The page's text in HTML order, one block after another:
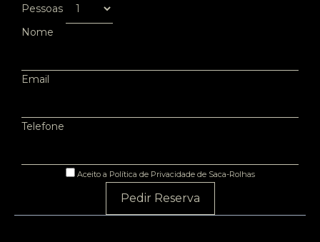
Pessoas
Nome
Email
Telefone
Aceito a Política de Privacidade de Saca-Rolhas
Pedir Reserva